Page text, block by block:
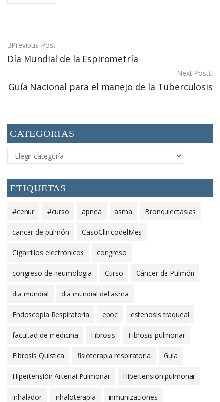
Post
navigation
Previous Post
Día Mundial de la Espirometría
Next Post
Guía Nacional para el manejo de la Tuberculosis
CATEGORIAS
CATEGORIAS
ETIQUETAS
#cenur #curso apnea asma Bronquiectasias
cancer de pulmón CasoClinicodelMes
Cigarrillos electrónicos congreso
congreso de neumologia Curso Cáncer de Pulmón
dia mundial dia mundial del asma
Endoscopía Respiratoria epoc estenosis traqueal
facultad de medicina Fibrosis Fibrosis pulmonar
Fibrosis Quística fisioterapia respiratoria Guía
Hipertensión Arterial Pulmonar Hipertensión pulmonar
inhalador inhaloterapia inmunizaciones